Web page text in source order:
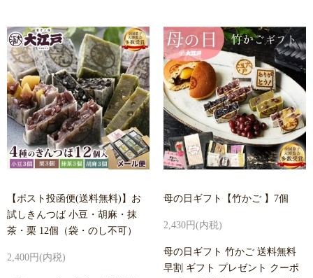
【ポスト投函便(送料無料)】お
試しきんつば 小豆・胡麻・抹
茶・栗 12個（袋・のし不可）
2,400円(内税)
母の日ギフト【竹かご 】7個
2,430円(内税)
母の日ギフト 竹かご 送料無料
早割 ギフト プレゼント クーポ